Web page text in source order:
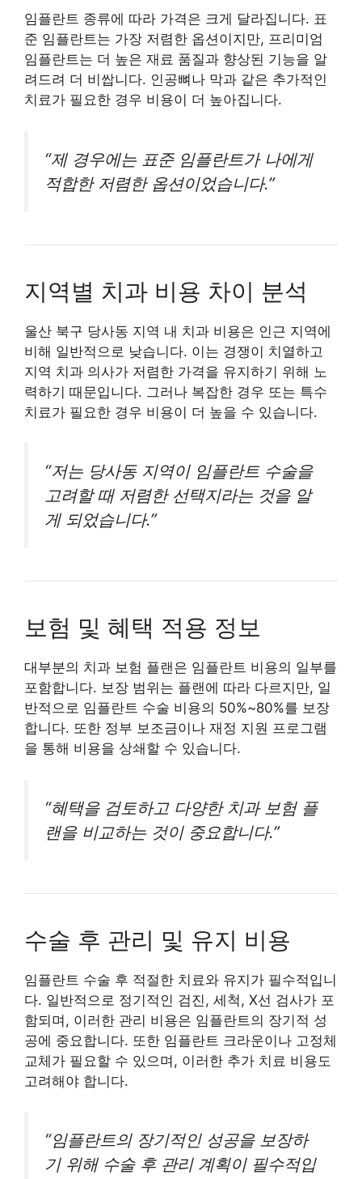
임플란트 종류에 따라 가격은 크게 달라집니다. 표
준 임플란트는 가장 저렴한 옵션이지만, 프리미엄
임플란트는 더 높은 재료 품질과 향상된 기능을 알
려드려 더 비쌉니다. 인공뼈나 막과 같은 추가적인
치료가 필요한 경우 비용이 더 높아집니다.
“제 경우에는 표준 임플란트가 나에게
적합한 저렴한 옵션이었습니다.”
지역별 치과 비용 차이 분석
울산 북구 당사동 지역 내 치과 비용은 인근 지역에
비해 일반적으로 낮습니다. 이는 경쟁이 치열하고
지역 치과 의사가 저렴한 가격을 유지하기 위해 노
력하기 때문입니다. 그러나 복잡한 경우 또는 특수
치료가 필요한 경우 비용이 더 높을 수 있습니다.
“저는 당사동 지역이 임플란트 수술을
고려할 때 저렴한 선택지라는 것을 알
게 되었습니다.”
보험 및 혜택 적용 정보
대부분의 치과 보험 플랜은 임플란트 비용의 일부를
포함합니다. 보장 범위는 플랜에 따라 다르지만, 일
반적으로 임플란트 수술 비용의 50%~80%를 보장
합니다. 또한 정부 보조금이나 재정 지원 프로그램
을 통해 비용을 상쇄할 수 있습니다.
“혜택을 검토하고 다양한 치과 보험 플
랜을 비교하는 것이 중요합니다.”
수술 후 관리 및 유지 비용
임플란트 수술 후 적절한 치료와 유지가 필수적입니
다. 일반적으로 정기적인 검진, 세척, X선 검사가 포
함되며, 이러한 관리 비용은 임플란트의 장기적 성
공에 중요합니다. 또한 임플란트 크라운이나 고정체
교체가 필요할 수 있으며, 이러한 추가 치료 비용도
고려해야 합니다.
“임플란트의 장기적인 성공을 보장하
기 위해 수술 후 관리 계획이 필수적입